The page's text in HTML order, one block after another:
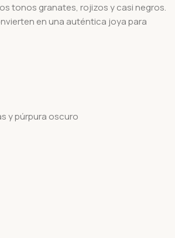
tonos granates, rojizos y casi negros.
en una auténtica joya para
y púrpura oscuro